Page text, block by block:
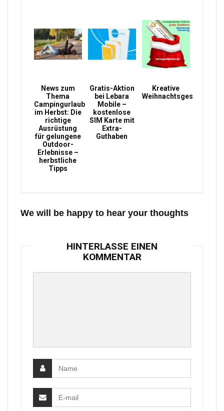
News zum
Thema
Campingurlaub
im Herbst: Die
richtige
Ausrüstung
für gelungene
Outdoor-
Erlebnisse –
herbstliche
Tipps
Gratis-Aktion
bei Lebara
Mobile –
kostenlose
SIM Karte mit
Extra-
Guthaben
Kreative
Weihnachtsgeschenke
We will be happy to hear your thoughts
HINTERLASSE EINEN
KOMMENTAR